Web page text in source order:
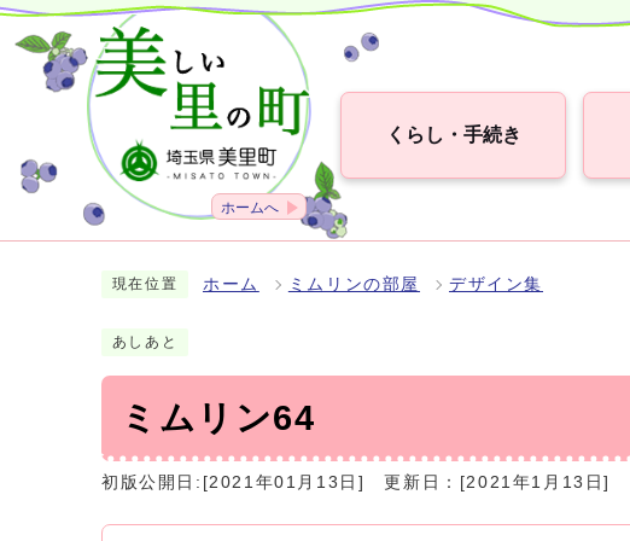
ホームへ
くらし・手続き
現在位置 ホーム ミムリンの部屋 デザイン集
あしあと
ミムリン64
初版公開日:[2021年01月13日] 更新日：[2021年1月13日]